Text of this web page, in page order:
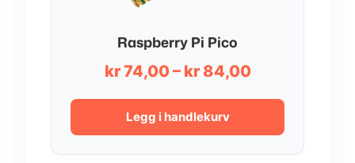
Raspberry Pi Pico
kr74,00– kr84,00Prisområde:
kr 74,00
kr 84,00
Legg i handlekurv